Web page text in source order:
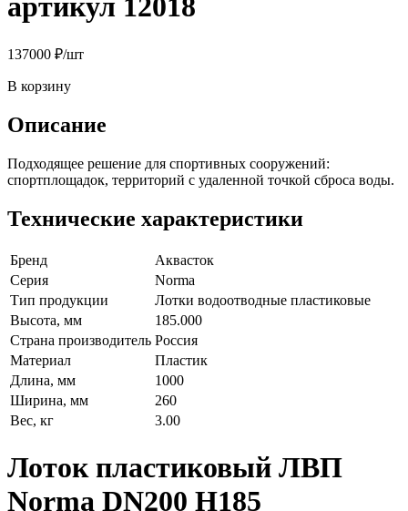
артикул 12018
137000 ₽/шт
В корзину
Описание
Подходящее решение для спортивных сооружений:
спортплощадок, территорий с удаленной точкой сброса воды.
Технические характеристики
Бренд
Аквасток
Серия
Norma
Тип продукции
Лотки водоотводные пластиковые
Высота, мм
185.000
Страна производитель Россия
Материал
Пластик
Длина, мм
1000
Ширина, мм
260
Вес, кг
3.00
Лоток пластиковый ЛВП
Norma DN200 H185